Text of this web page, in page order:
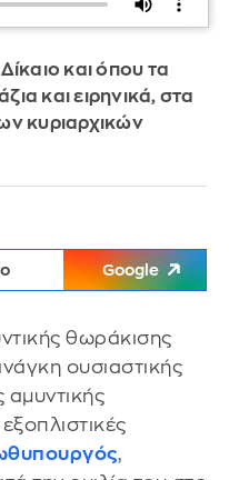
και όπου τα
και ειρηνικά, στα
κυριαρχικών
Google
θωράκισης
ουσιαστικής
αμυντικής
,